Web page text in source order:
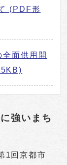
(PDF形
面供用開
強いまち
1回京都市